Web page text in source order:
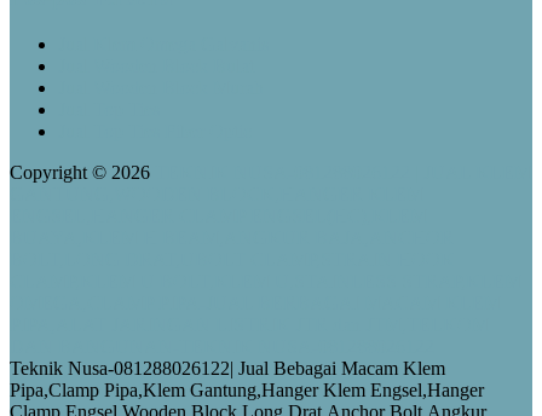
Copyright © 2026
Teknik Nusa-081288026122| Jual Bebagai Macam Klem
Pipa,Clamp Pipa,Klem Gantung,Hanger Klem Engsel,Hanger
Clamp Engsel,Wooden Block,Long Drat,Anchor Bolt,Angkur